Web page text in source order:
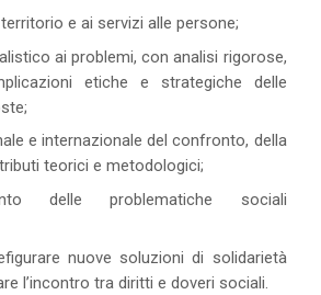
e ai servizi alle persone;
ai problemi, con analisi rigorose,
etiche e strategiche delle
e internazionale del confronto, della
teorici e metodologici;
delle problematiche sociali
nuove soluzioni di solidarietà
l’incontro tra diritti e doveri sociali.